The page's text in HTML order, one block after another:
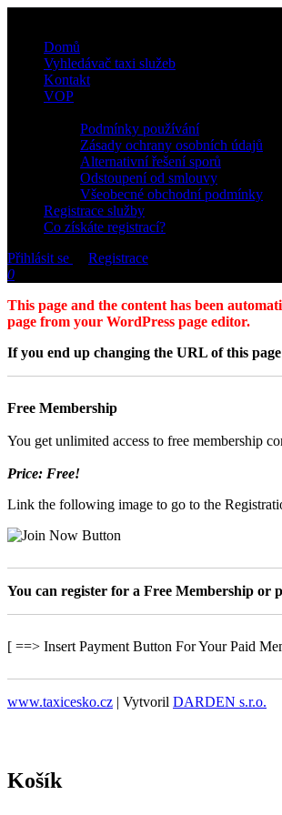
Domů
Vyhledávač taxi služeb
Kontakt
VOP
Podmínky používání
Zásady ochrany osobních údajů
Alternativní řešení sporů
Odstoupení od smlouvy
Všeobecné obchodní podmínky
Registrace služby
Co získáte registrací?
Přihlásit se
Registrace
0
This page and the content has been
page from your WordPress page editor.
If you end up changing the URL of this
Free Membership
You get unlimited access to free membership
Price: Free!
Link the following image to go to the
You can register for a Free Membership or
[ ==> Insert Payment Button For Your Paid
www.taxicesko.cz | Vytvoril DARDEN s.r.o.
Košík